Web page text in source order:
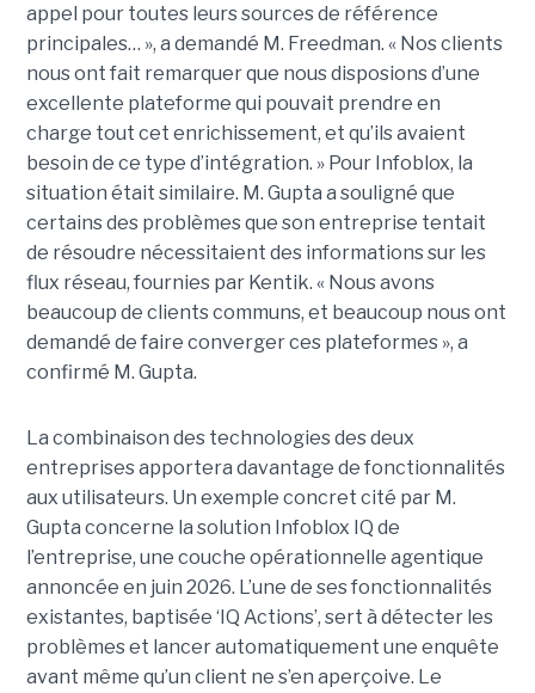
appel pour toutes leurs sources de référence
principales… », a demandé M. Freedman. « Nos clients
nous ont fait remarquer que nous disposions d’une
excellente plateforme qui pouvait prendre en
charge tout cet enrichissement, et qu’ils avaient
besoin de ce type d’intégration. » Pour Infoblox, la
situation était similaire. M. Gupta a souligné que
certains des problèmes que son entreprise tentait
de résoudre nécessitaient des informations sur les
flux réseau, fournies par Kentik. « Nous avons
beaucoup de clients communs, et beaucoup nous ont
demandé de faire converger ces plateformes », a
confirmé M. Gupta.
La combinaison des technologies des deux
entreprises apportera davantage de fonctionnalités
aux utilisateurs. Un exemple concret cité par M.
Gupta concerne la solution Infoblox IQ de
l’entreprise, une couche opérationnelle agentique
annoncée en juin 2026. L’une de ses fonctionnalités
existantes, baptisée ‘IQ Actions’, sert à détecter les
problèmes et lancer automatiquement une enquête
avant même qu’un client ne s’en aperçoive. Le